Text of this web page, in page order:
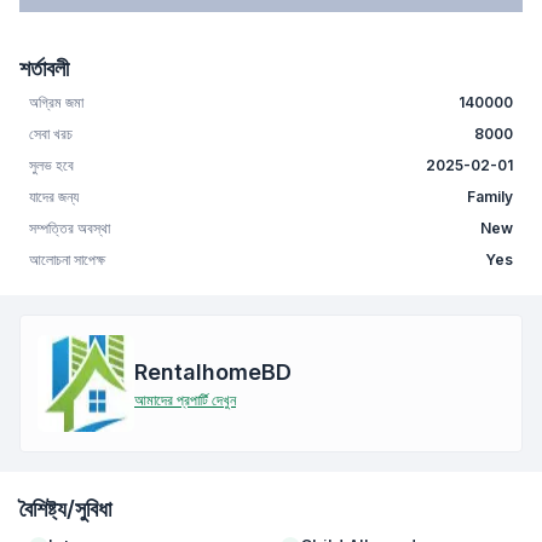
শর্তাবলী
অগ্রিম জমা
140000
সেবা খরচ
8000
সুলভ হবে
2025-02-01
যাদের জন্য
Family
সম্পত্তির অবস্থা
New
আলোচনা সাপেক্ষ
Yes
RentalhomeBD
আমাদের প্রপার্টি দেখুন
বৈশিষ্ট্য/সুবিধা